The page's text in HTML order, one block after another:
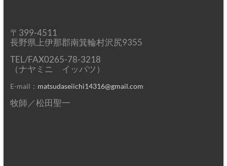
〒399-4511
長野県上伊那郡南箕輪村沢尻9355
TEL/FAX0265-78-3218
（ナヤミニ イッパツ）
E-mail： matsudaseiichi14316@gmail.com
牧師／松田聖一